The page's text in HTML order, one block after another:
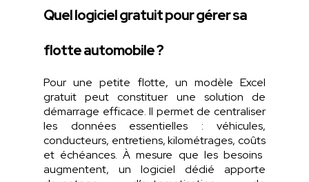
Quel logiciel gratuit pour gérer sa
flotte automobile ?
Pourune petite flotte, un modèle Excel
gratuit peut constituer une solution de
démarrage efficace. Il permetde centraliser
les données essentielles : véhicules,
conducteurs, entretiens,kilométrages,coûts
et échéances. Àmesure que les besoins
augmentent, un logiciel dédié
apporte